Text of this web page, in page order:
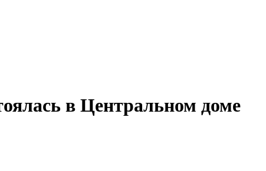
в Центральном доме